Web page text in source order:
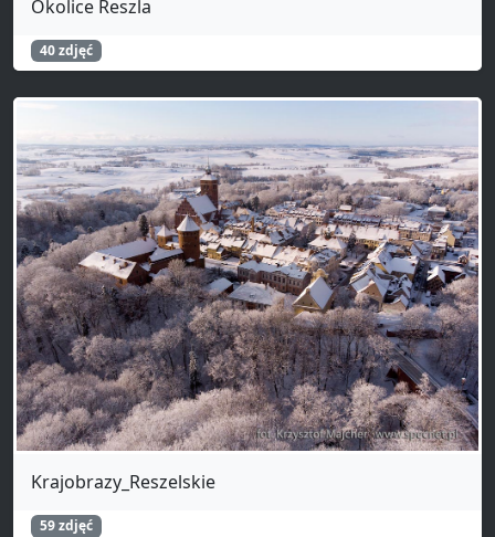
Okolice Reszla
40 zdjęć
Krajobrazy_Reszelskie
59 zdjęć